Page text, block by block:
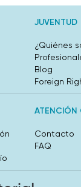
JUVENTUD
¿Quiénes
Blog
Foreign
ATENCIÓN
Contacto
FAQ